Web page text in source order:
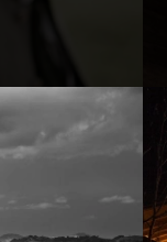
| Originelle